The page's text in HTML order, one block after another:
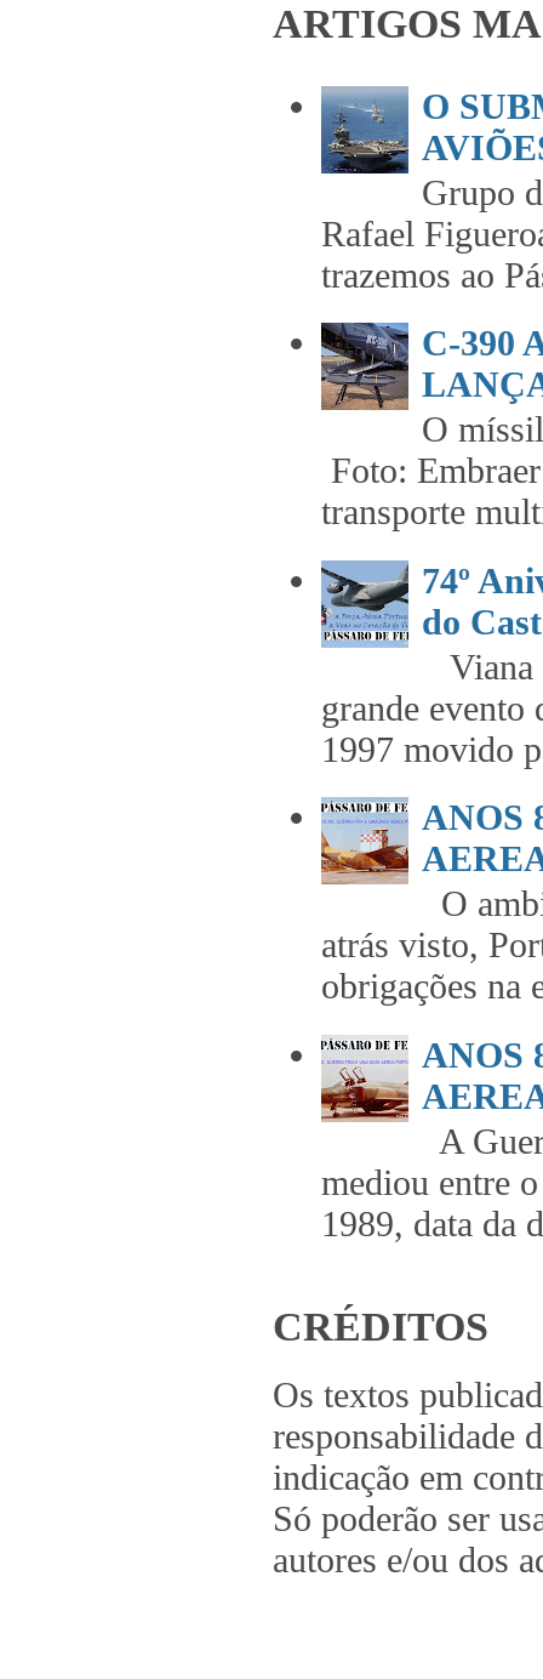
ARTIGOS
O
Grupo
Rafael
trazemos ao
C-390
O
Foto:
transporte
74º
do
Viana
grande evento
1997 movido
ANOS
O
atrás visto,
obrigações na
ANOS
A
mediou entre
1989, data da
CRÉDITOS
Os textos
responsabilidade
indicação em
Só poderão ser
autores e/ou dos